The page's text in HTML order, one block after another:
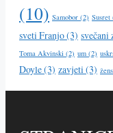
(10) Samobor (2) Susret
sveti Franjo(3) svečani
Toma Akvinski (2) um (2)
Doyle(3) zavjeti(3)